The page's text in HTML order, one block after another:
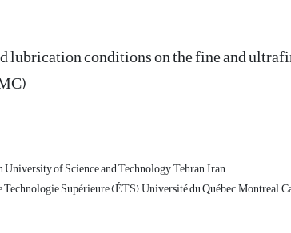
lubrication conditions on the fine and
of Science and Technology, Tehran, Iran
Supérieure (ÉTS), Université du Québec, Montreal,